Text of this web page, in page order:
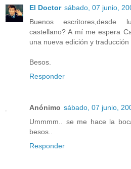
El Doctor sábado, 07 junio,
Buenos escritores,desde
castellano? A mí me espera
una nueva edición y
Besos.
Responder
Anónimo sábado, 07 junio,
Ummmm.. se me hace la
besos..
Responder